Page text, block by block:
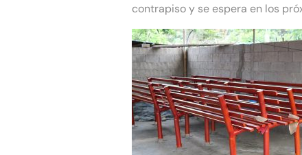
contrapiso y se espera en los